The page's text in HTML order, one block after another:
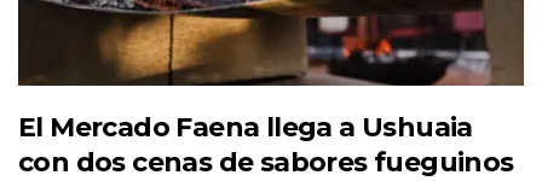
El Mercado Faena llega a Ushuaia
con dos cenas de sabores fueguinos